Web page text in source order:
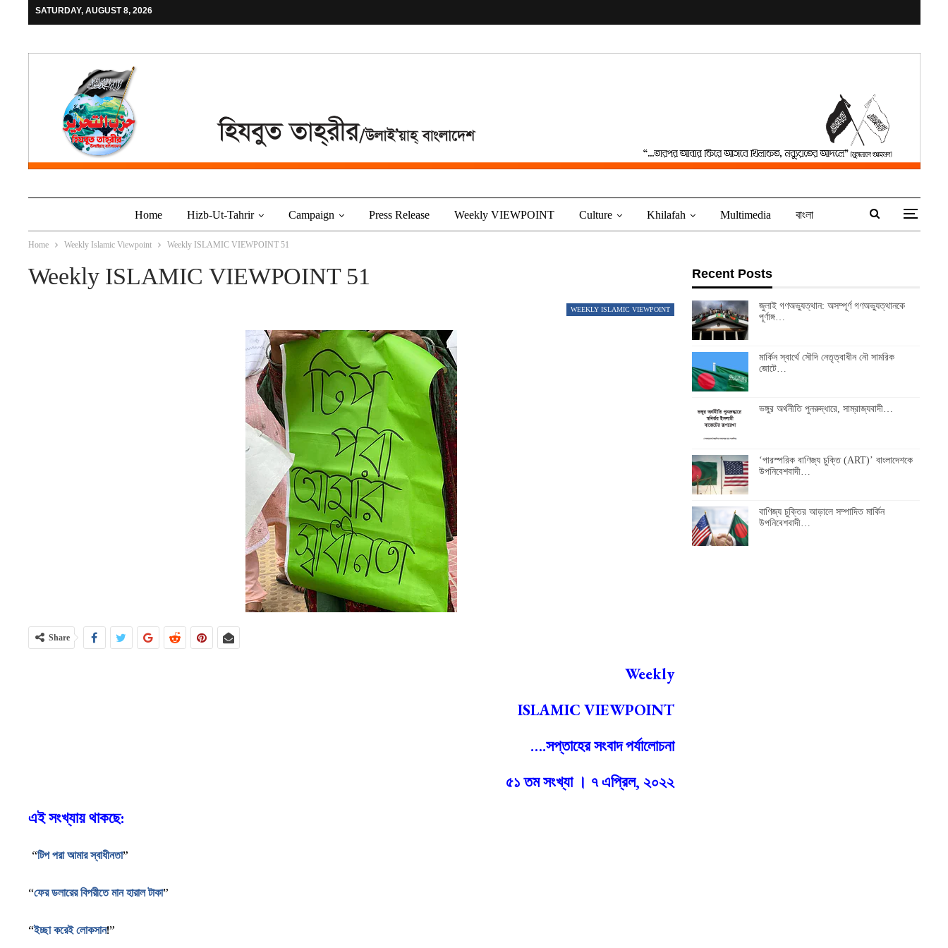
SATURDAY, AUGUST 8, 2026
Home Hizb-Ut-Tahrir Campaign Press Release Weekly VIEWPOINT Culture Khilafah Multimedia বাংলা
Home Weekly Islamic Viewpoint Weekly ISLAMIC VIEWPOINT 51
Weekly ISLAMIC VIEWPOINT 51
WEEKLY ISLAMIC VIEWPOINT
Share
Weekly
ISLAMIC VIEWPOINT
….সপ্তাহের সংবাদ পর্যালোচনা
৫১ তম সংখ্যা । ৭ এপ্রিল, ২০২২
এই সংখ্যায় থাকছে:
“টিপ পরা আমার স্বাধীনতা”
“ফের ডলারের বিপরীতেমানহারালটাকা”
“ইচ্ছা করেই লোকসান!”
Recent Posts
জুলাই গণঅভ্যুত্থান: অসম্পূর্ণ গণঅভ্যুত্থানকে
পূর্ণাঙ্গ…
মার্কিন স্বার্থে সৌদি নেতৃত্বাধীন নৌ সামরিক
জোটে…
ভঙ্গুর অর্থনীতি পুনরুদ্ধারে, সাম্রাজ্যবাদী…
‘পারস্পরিক বাণিজ্য চুক্তি (ART)’ বাংলাদেশকে
উপনিবেশবাদী…
বাণিজ্য চুক্তির আড়ালে সম্পাদিত মার্কিন
উপনিবেশবাদী…